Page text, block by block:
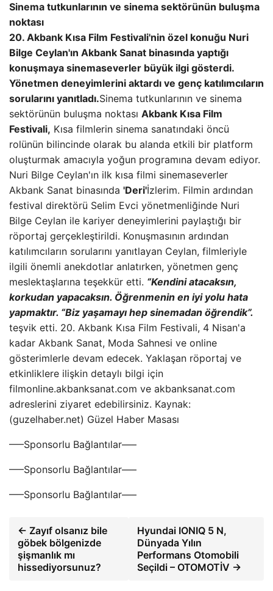
Sinema tutkunlarının ve sinema sektörünün buluşma
noktası
20. Akbank Kısa Film Festivali'nin özel konuğu Nuri
Bilge Ceylan'ın Akbank Sanat binasında yaptığı
konuşmaya sinemaseverler büyük ilgi gösterdi.
Yönetmen deneyimlerini aktardı ve genç katılımcıların
sorularını yanıtladı.Sinema tutkunlarının ve sinema
sektörünün buluşma noktası Akbank Kısa Film
Festivali, Kısa filmlerin sinema sanatındaki öncü
rolünün bilincinde olarak bu alanda etkili bir platform
oluşturmak amacıyla yoğun programına devam ediyor.
Nuri Bilge Ceylan'ın ilk kısa filmi sinemaseverler
Akbank Sanat binasında 'Deri'İzlerim. Filmin ardından
festival direktörü Selim Evci yönetmenliğinde Nuri
Bilge Ceylan ile kariyer deneyimlerini paylaştığı bir
röportaj gerçekleştirildi. Konuşmasının ardından
katılımcıların sorularını yanıtlayan Ceylan, filmleriyle
ilgili önemli anekdotlar anlatırken, yönetmen genç
meslektaşlarına teşekkür etti. “Kendini atacaksın,
korkudan yapacaksın. Öğrenmenin en iyi yolu hata
yapmaktır. “Biz yaşamayı hep sinemadan öğrendik”.
teşvik etti. 20. Akbank Kısa Film Festivali, 4 Nisan'a
kadar Akbank Sanat, Moda Sahnesi ve online
gösterimlerle devam edecek. Yaklaşan röportaj ve
etkinliklere ilişkin detaylı bilgi için
filmonline.akbanksanat.com ve akbanksanat.com
adreslerini ziyaret edebilirsiniz. Kaynak:
(guzelhaber.net) Güzel Haber Masası
—–Sponsorlu Bağlantılar—–
—–Sponsorlu Bağlantılar—–
—–Sponsorlu Bağlantılar—–
← Zayıf olsanız bile
göbek bölgenizde
şişmanlık mı
hissediyorsunuz?
Hyundai IONIQ 5 N,
Dünyada Yılın
Performans Otomobili
Seçildi – OTOMOTİV →